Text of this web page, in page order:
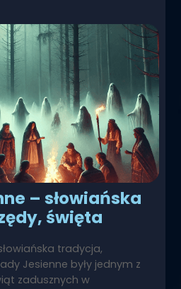
– słowiańska
święta
tradycja,
Jesienne były jednym z
zadusznych w